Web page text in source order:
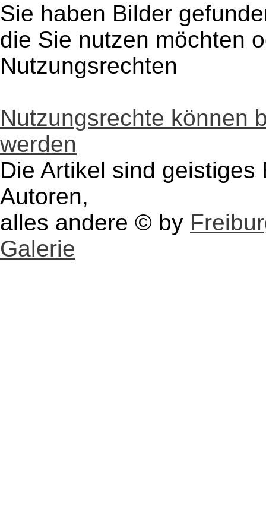
Sie haben Bilder
die Sie nutzen möchten
Nutzungsrechten
Nutzungsrechte können
werden
Die Artikel sind
Autoren,
alles andere © by
Galerie